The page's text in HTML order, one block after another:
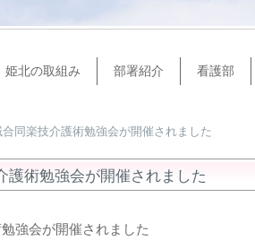
姫北の取組み 部署紹介 看護部
同楽技介護術勉強会が開催されました
術勉強会が開催されました
強会が開催されました